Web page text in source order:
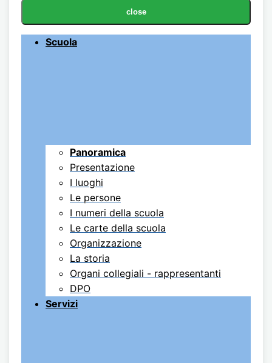
close
Scuola
Panoramica
Presentazione
I luoghi
Le persone
I numeri della scuola
Le carte della scuola
Organizzazione
La storia
Organi collegiali - rappresentanti
DPO
Servizi